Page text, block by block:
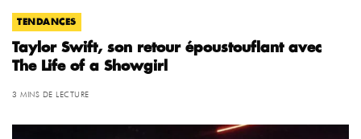
TENDANCES
Taylor Swift, son retour époustouflant avec
The Life of a Showgirl
3 MINS DE LECTURE